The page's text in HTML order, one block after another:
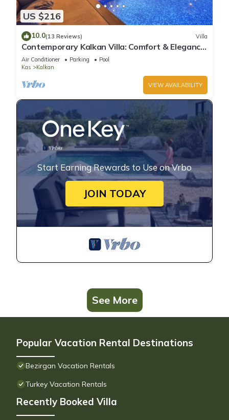
US $216
10.0(13 Reviews) Villa
Contemporary Kalkan Villa: Comfort & Elegance
for Unforgettable Holidays
Air Conditioner Parking
Pool
Kas
Kalkan
VIEW AVAILABILITY
Start Earning Rewards to Use on Vrbo
JOIN TODAY
See More
Popular Vacation Rental Destinations
Bezirgan Vacation Rentals
Turkey Vacation Rentals
Recently Booked Villa